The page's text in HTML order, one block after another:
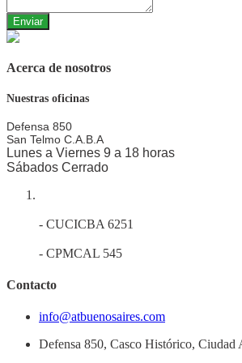
Enviar
Acerca de nosotros
Nuestras oficinas
Defensa 850
San Telmo C.A.B.A
Lunes a Viernes 9 a 18 horas
Sábados Cerrado
- CUCICBA 6251
- CPMCAL 545
Contacto
info@atbuenosaires.com
Defensa 850, Casco Histórico, Ciudad